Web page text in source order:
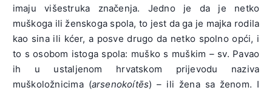
imaju višestruka značenja. Jedno je da je netko
muškoga ili ženskoga spola, to jest da ga je majka rodila
kao sina ili kćer, a posve drugo da netko spolno opći, i
to s osobom istoga spola: muško s muškim – sv. Pavao
ih u ustaljenom hrvatskom prijevodu naziva
muškoložnicima (arsenokoítēs) – ili žena sa ženom. I